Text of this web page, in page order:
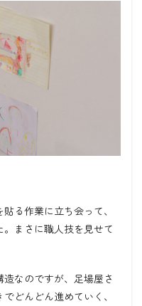
る作業に立ち会って、
まさに職人技を見せて
なのですが、足場屋さ
どんどん進めていく、